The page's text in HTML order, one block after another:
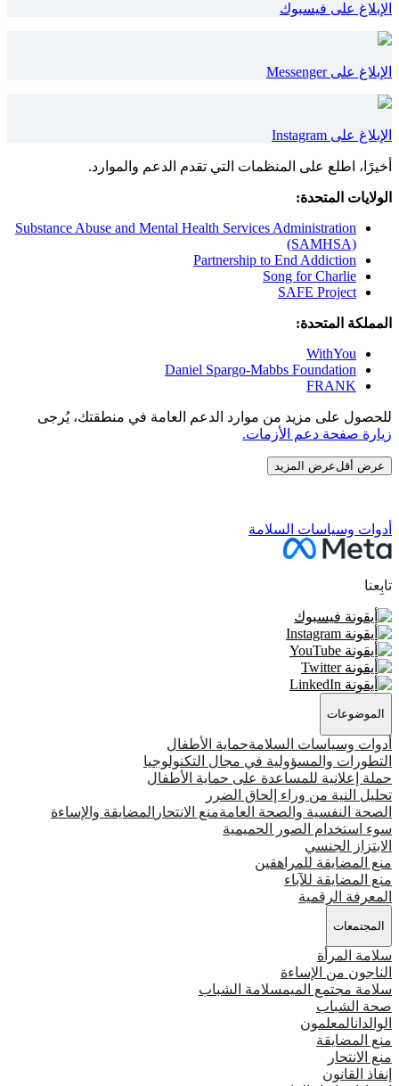
الإبلاغ على فيسبوك
الإبلاغ على Messenger
الإبلاغ على Instagram
أخيرًا، اطلع على المنظمات التي تقدم الدعم والموارد.
الولايات المتحدة:
Substance Abuse and Mental Health Services Administration
(SAMHSA)
Partnership to End Addiction
Song for Charlie
SAFE Project
المملكة المتحدة:
WithYou
Daniel Spargo-Mabbs Foundation
FRANK
للحصول على مزيد من موارد الدعم العامة في منطقتك، يُرجى
زيارة صفحة دعم الأزمات.
عرض أقلعرض المزيد
أدوات وسياسات السلامة
تابِعنا
الموضوعات
أدوات وسياسات السلامةحماية الأطفال
التطورات والمسؤولية في مجال التكنولوجيا
حملة إعلانية للمساعدة على حماية الأطفال
تحليل النية من وراء إلحاق الضرر
الصحة النفسية والصحة العامةمنع الانتحار المضايقة والإساءة
سوء استخدام الصور الحميمية
الابتزاز الجنسي
منع المضايقة للمراهقين
منع المضايقة للآباء
المعرفة الرقمية
المجتمعات
سلامة المرأة
الناجون من الإساءة
سلامة مجتمع الميمسلامة الشباب
صحة الشباب
الوالدانالمعلمون
منع المضايقة
منع الانتحار
إنفاذ القانون